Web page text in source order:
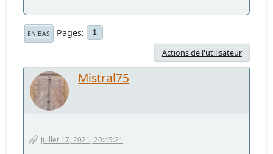
EN BAS Pages 1
Actions de l'utilisateur
Mistral75
Juillet 17, 2021, 20:45:21